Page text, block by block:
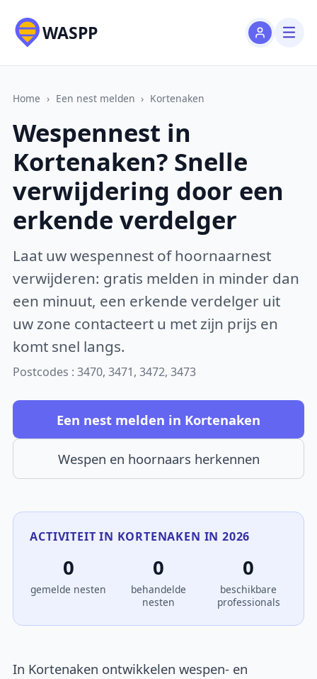
WASPP
Home › Een nest melden › Kortenaken
Wespennest in
Kortenaken? Snelle
verwijdering door een
erkende verdelger
Laat uw wespennest of hoornaarnest
verwijderen: gratis melden in minder dan
een minuut, een erkende verdelger uit
uw zone contacteert u met zijn prijs en
komt snel langs.
Postcodes : 3470, 3471, 3472, 3473
Een nest melden in Kortenaken
Wespen en hoornaars herkennen
ACTIVITEIT IN KORTENAKEN IN 2026
0
gemelde nesten
0
behandelde
nesten
0
beschikbare
professionals
In Kortenaken ontwikkelen wespen- en